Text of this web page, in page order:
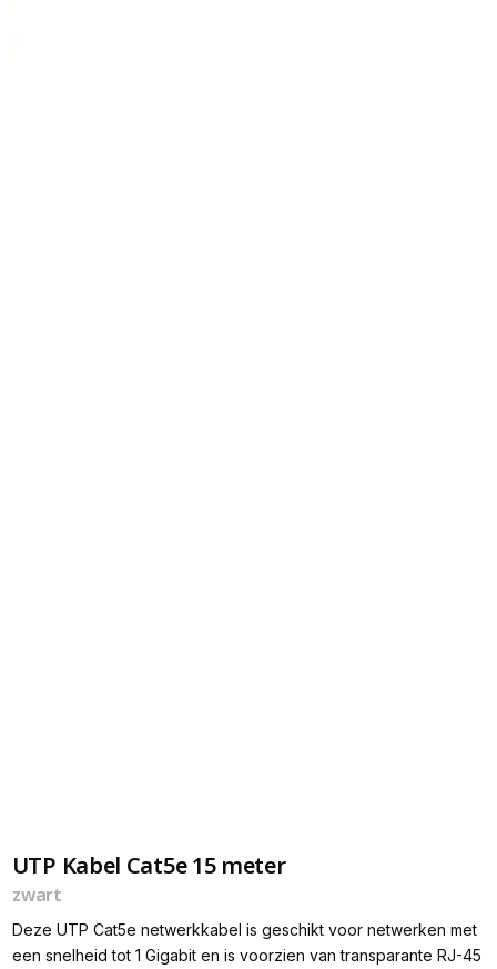
UTP Kabel Cat5e 15 meter
zwart
Deze UTP Cat5e netwerkkabel is geschikt voor netwerken met
een snelheid tot 1 Gigabit en is voorzien van transparante RJ-45